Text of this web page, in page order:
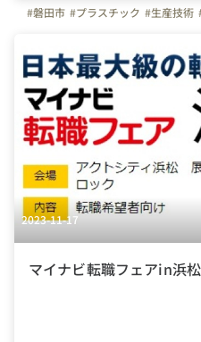
#磐田市 #プラスチック #生産技術
2023-11-17
マイナビ転職フェアin浜